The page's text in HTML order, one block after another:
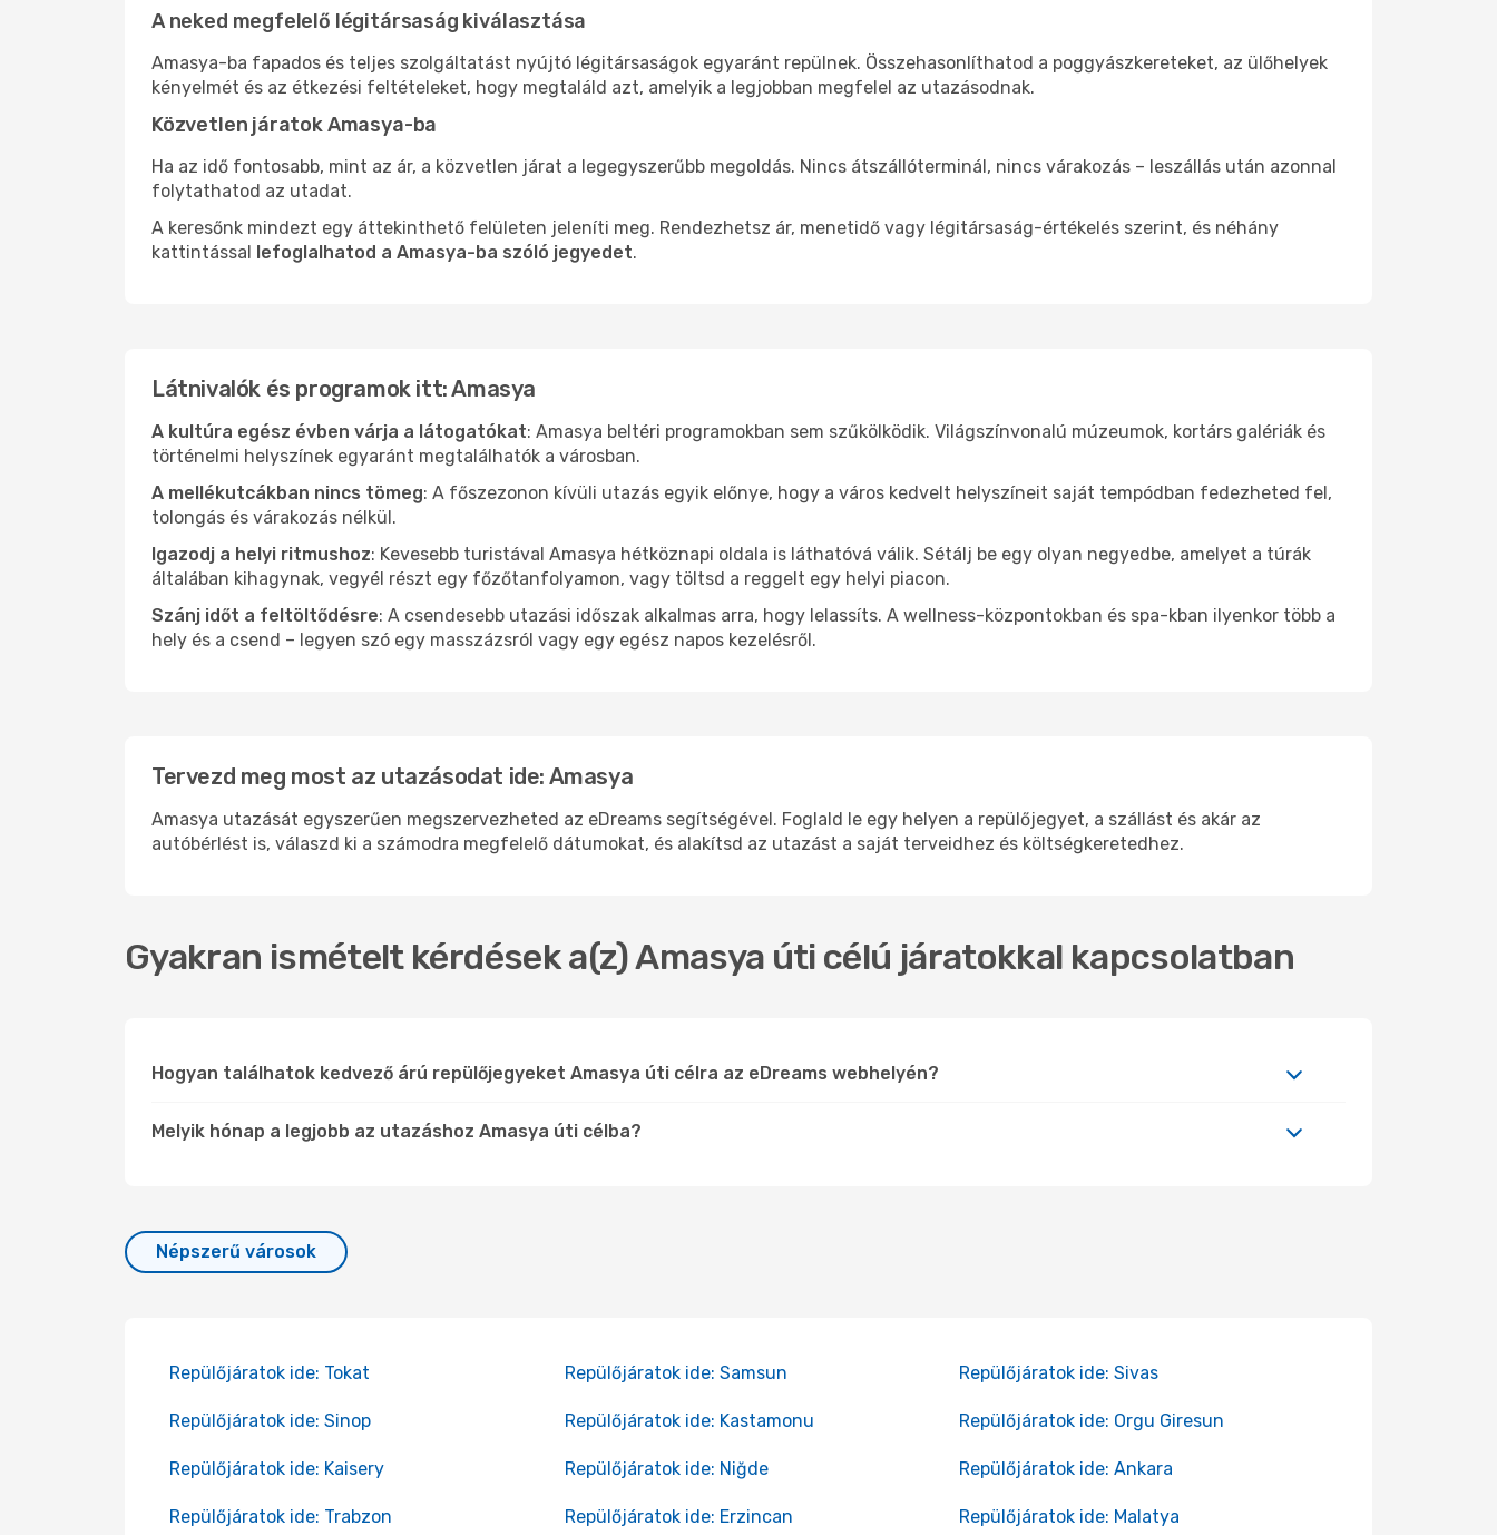
A neked megfelelő légitársaság kiválasztása
Amasya-ba fapados és teljes szolgáltatást nyújtó légitársaságok egyaránt repülnek. Összehasonlíthatod a poggyászkereteket, az ülőhelyek
kényelmét és az étkezési feltételeket, hogy megtaláld azt, amelyik a legjobban megfelel az utazásodnak.
Közvetlen járatok Amasya-ba
Ha az idő fontosabb, mint az ár, a közvetlen járat a legegyszerűbb megoldás. Nincs átszállóterminál, nincs várakozás – leszállás után azonnal
folytathatod az utadat.
A keresőnk mindezt egy áttekinthető felületen jeleníti meg. Rendezhetsz ár, menetidő vagy légitársaság-értékelés szerint, és néhány
kattintással lefoglalhatod a Amasya-ba szóló jegyedet.
Látnivalók és programok itt: Amasya
A kultúra egész évben várja a látogatókat: Amasya beltéri programokban sem szűkölködik. Világszínvonalú múzeumok, kortárs galériák és
történelmi helyszínek egyaránt megtalálhatók a városban.
A mellékutcákban nincs tömeg: A főszezonon kívüli utazás egyik előnye, hogy a város kedvelt helyszíneit saját tempódban fedezheted fel,
tolongás és várakozás nélkül.
Igazodj a helyi ritmushoz: Kevesebb turistával Amasya hétköznapi oldala is láthatóvá válik. Sétálj be egy olyan negyedbe, amelyet a túrák
általában kihagynak, vegyél részt egy főzőtanfolyamon, vagy töltsd a reggelt egy helyi piacon.
Szánj időt a feltöltődésre: A csendesebb utazási időszak alkalmas arra, hogy lelassíts. A wellness-központokban és spa-kban ilyenkor több a
hely és a csend – legyen szó egy masszázsról vagy egy egész napos kezelésről.
Tervezd meg most az utazásodat ide: Amasya
Amasya utazását egyszerűen megszervezheted az eDreams segítségével. Foglald le egy helyen a repülőjegyet, a szállást és akár az
autóbérlést is, válaszd ki a számodra megfelelő dátumokat, és alakítsd az utazást a saját terveidhez és költségkeretedhez.
Gyakran ismételt kérdések a(z) Amasya úti célú járatokkal kapcsolatban
Hogyan találhatok kedvező árú repülőjegyeket Amasya úti célra az eDreams webhelyén?
Melyik hónap a legjobb az utazáshoz Amasya úti célba?
Népszerű városok
Repülőjáratok ide: Tokat Repülőjáratok ide: Samsun Repülőjáratok ide: Sivas
Repülőjáratok ide: Sinop Repülőjáratok ide: Kastamonu Repülőjáratok ide: Orgu Giresun
Repülőjáratok ide: Kaisery Repülőjáratok ide: Niğde Repülőjáratok ide: Ankara
Repülőjáratok ide: Trabzon Repülőjáratok ide: Erzincan Repülőjáratok ide: Malatya